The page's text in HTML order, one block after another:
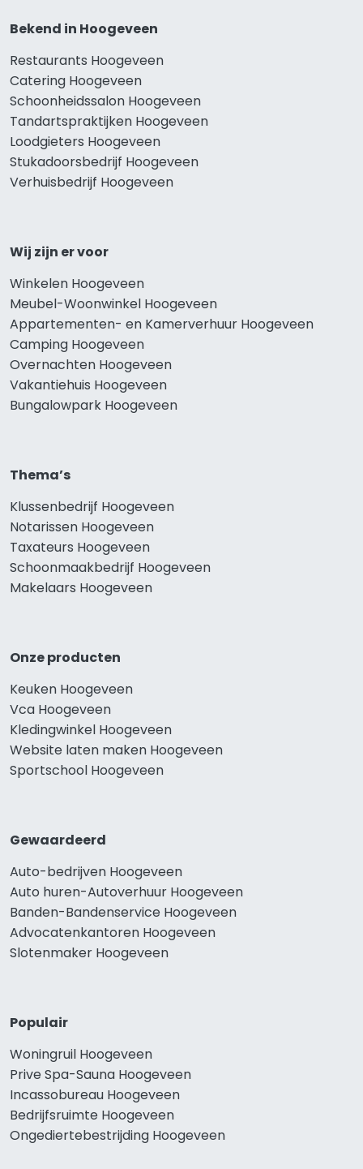
Bekend in Hoogeveen
Restaurants Hoogeveen
Catering Hoogeveen
Schoonheidssalon Hoogeveen
Tandartspraktijken Hoogeveen
Loodgieters Hoogeveen
Stukadoorsbedrijf Hoogeveen
Verhuisbedrijf Hoogeveen
Wij zijn er voor
Winkelen Hoogeveen
Meubel-Woonwinkel Hoogeveen
Appartementen- en Kamerverhuur Hoogeveen
Camping Hoogeveen
Overnachten Hoogeveen
Vakantiehuis Hoogeveen
Bungalowpark Hoogeveen
Thema’s
Klussenbedrijf Hoogeveen
Notarissen Hoogeveen
Taxateurs Hoogeveen
Schoonmaakbedrijf Hoogeveen
Makelaars Hoogeveen
Onze producten
Keuken Hoogeveen
Vca Hoogeveen
Kledingwinkel Hoogeveen
Website laten maken Hoogeveen
Sportschool Hoogeveen
Gewaardeerd
Auto-bedrijven Hoogeveen
Auto huren-Autoverhuur Hoogeveen
Banden-Bandenservice Hoogeveen
Advocatenkantoren Hoogeveen
Slotenmaker Hoogeveen
Populair
Woningruil Hoogeveen
Prive Spa-Sauna Hoogeveen
Incassobureau Hoogeveen
Bedrijfsruimte Hoogeveen
Ongediertebestrijding Hoogeveen